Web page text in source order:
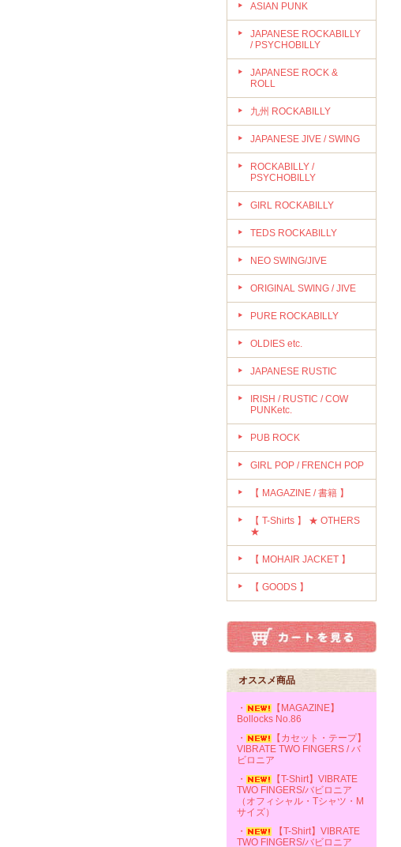
ASIAN PUNK
JAPANESE ROCKABILLY
/ PSYCHOBILLY
JAPANESE ROCK &
ROLL
九州 ROCKABILLY
JAPANESE JIVE / SWING
ROCKABILLY /
PSYCHOBILLY
GIRL ROCKABILLY
TEDS ROCKABILLY
NEO SWING/JIVE
ORIGINAL SWING / JIVE
PURE ROCKABILLY
OLDIES etc.
JAPANESE RUSTIC
IRISH / RUSTIC / COW
PUNKetc.
PUB ROCK
GIRL POP / FRENCH POP
【 MAGAZINE / 書籍 】
【 T-Shirts 】 ★ OTHERS
★
【 MOHAIR JACKET 】
【 GOODS 】
オススメ商品
・
【MAGAZINE】
Bollocks No.86
・
【カセット・テープ】
VIBRATE TWO FINGERS / バ
ビロニア
・
【T-Shirt】VIBRATE
TWO FINGERS/バビロニア
（オフィシャル・Tシャツ・M
サイズ）
・
【T-Shirt】VIBRATE
TWO FINGERS/バビロニア